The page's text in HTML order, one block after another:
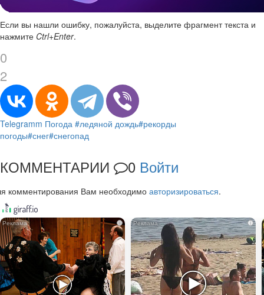
Если вы нашли ошибку, пожалуйста, выделите фрагмент текста и
нажмите Ctrl+Enter.
0
2
Telegramm Погода #ледяной дождь#рекорды
погоды#снег#снегопад
КОММЕНТАРИИ 0 Войти
комментирования Вам необходимо авторизироваться.
i i